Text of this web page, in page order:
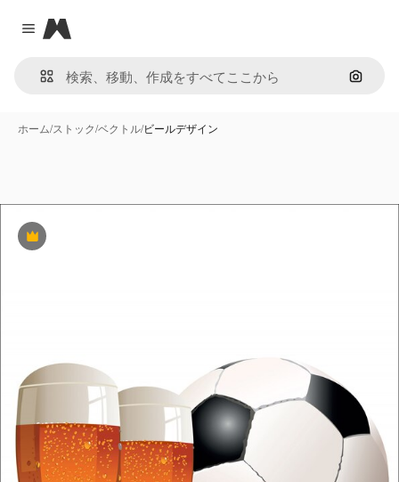
Close menu
Magnific
画像で
ホーム/ストック/ベクトル/ビールデザイン
Premium